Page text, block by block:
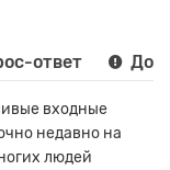
ответ
входные
недавно на
людей